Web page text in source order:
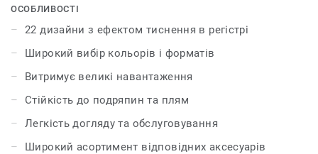
аксесуарами – плінтусами та профілями. iD Inspiration
55 & 55 Plus розсуває межі дозволеного у дизайні і
дозволяє створити інтер’єр вашої мрії. Колекція
пропонує 22 декори, які мають тиснення в регістрі – це
технологія, яка відтворює рельєф і зовнішній вигляд
ОСОБЛИВОСТІ
22 дизайни з ефектом тиснення в регістрі
Широкий вибір кольорів і форматів
Витримує великі навантаження
Стійкість до подряпин та плям
Легкість догляду та обслуговування
Широкий асортимент відповідних аксесуарів